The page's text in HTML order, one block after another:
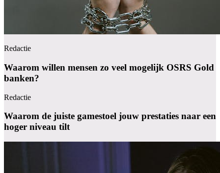
Redactie
Waarom willen mensen zo veel mogelijk OSRS Gold
banken?
Redactie
Waarom de juiste gamestoel jouw prestaties naar een
hoger niveau tilt